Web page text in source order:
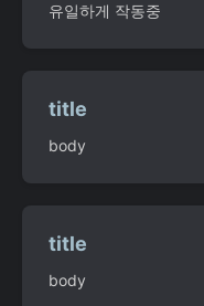
유일하게 작동중
title
body
title
body